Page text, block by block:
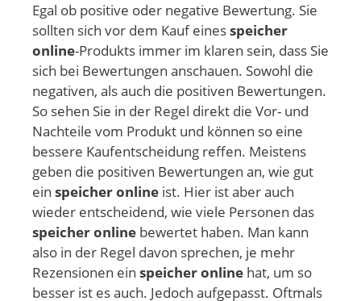
Egal ob positive oder negative Bewertung. Sie
sollten sich vor dem Kauf einesspeicher
online-Produkts immer im klaren sein, dass Sie
sich bei Bewertungen anschauen. Sowohl die
negativen, als auch die positiven Bewertungen.
So sehen Sie in der Regel direkt die Vor- und
Nachteile vom Produkt und können so eine
bessere Kaufentscheidung reffen. Meistens
geben die positiven Bewertungen an, wie gut
ein speicher online ist. Hier ist aber auch
wieder entscheidend, wie viele Personen das
speicher online bewertet haben. Man kann
also in der Regel davon sprechen, je mehr
Rezensionen ein speicher online hat, um so
besser ist es auch. Jedoch aufgepasst. Oftmals